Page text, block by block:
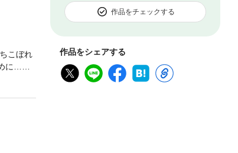
作品をチェックする
作品をシェアする
こぼれ
に…！
1話収